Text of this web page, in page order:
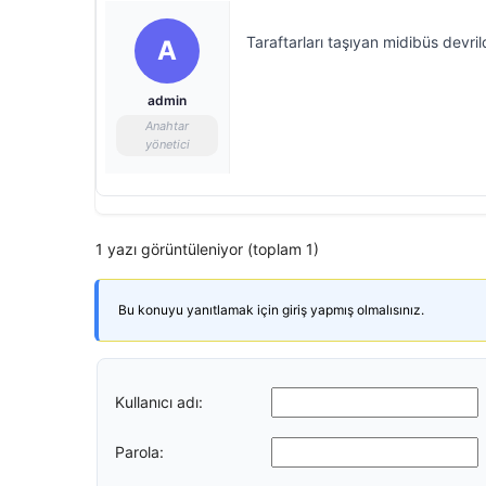
A
admin
Anahtar
yönetici
Taraftarları taşıyan midibüs
1 yazı görüntüleniyor (toplam 1)
Bu konuyu yanıtlamak için giriş yapmış olmalısınız.
Kullanıcı adı:
Parola: